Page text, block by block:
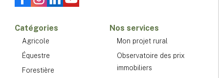
Catégories
Agricole
Équestre
Forestière
Nos services
Mon projet rural
Observatoire des prix
immobiliers